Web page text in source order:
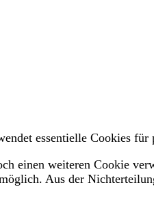
essentielle Cookies
einen weiteren Cookie
Aus der